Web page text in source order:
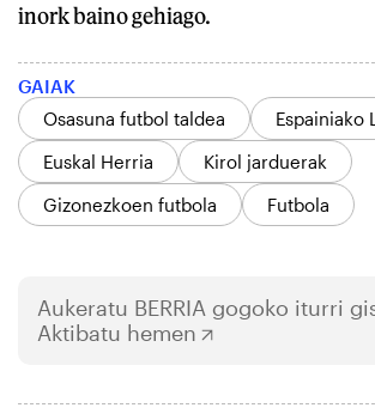
inork baino gehiago.
GAIAK
Osasuna futbol taldea
Espainiako
Euskal Herria
Kirol jarduerak
Gizonezkoen futbola
Futbola
Aukeratu BERRIA gogoko iturri
Aktibatu hemen